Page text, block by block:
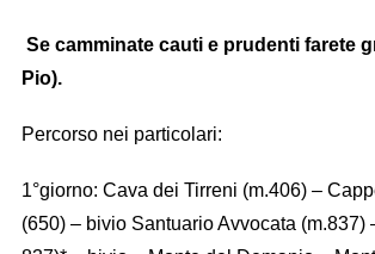
Se camminate cauti e prudenti farete
Pio).
Percorso nei particolari:
1°giorno: Cava dei Tirreni (m.406) –
(650) – bivio Santuario Avvocata (m.837)